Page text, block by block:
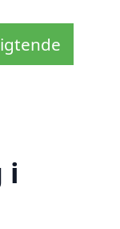
i